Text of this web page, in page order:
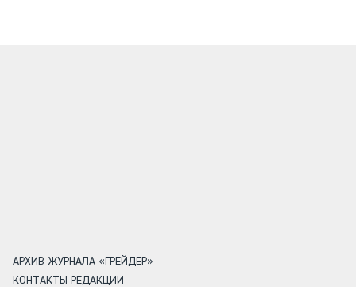
АРХИВ ЖУРНАЛА «ГРЕЙДЕР»
КОНТАКТЫ РЕДАКЦИИ